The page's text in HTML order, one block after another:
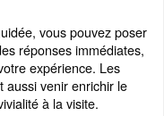
vous pouvez poser
réponses immédiates,
expérience. Les
aussi venir enrichir le
à la visite.